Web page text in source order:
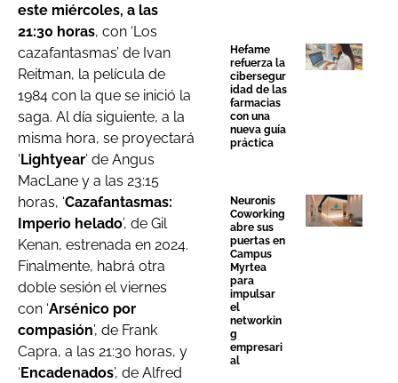
este miércoles, a las
21:30 horas, con ‘Los
cazafantasmas’ de Ivan
Reitman, la película de
1984 con la que se inició la
saga. Al día siguiente, a la
misma hora, se proyectará
‘Lightyear’ de Angus
MacLane y a las 23:15
horas, ‘Cazafantasmas:
Imperio helado’, de Gil
Kenan, estrenada en 2024.
Finalmente, habrá otra
doble sesión el viernes
con ‘Arsénico por
compasión’, de Frank
Capra, a las 21:30 horas, y
‘Encadenados’, de Alfred
Hefame
refuerza la
cibersegur
idad de las
farmacias
con una
nueva guía
práctica
Neuronis
Coworking
abre sus
puertas en
Campus
Myrtea
para
impulsar
el
networkin
g
empresari
al